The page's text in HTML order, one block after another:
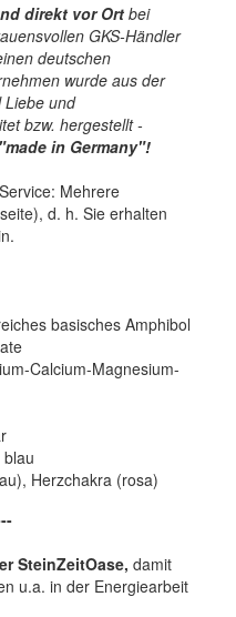
direkt vor Ort bei
GKS-Händler
deutschen
wurde aus der
Liebe und
bzw. hergestellt -
in Germany"!
Mehrere
d. h. Sie erhalten
basisches Amphibol
Calcium-Magnesium-
Herzchakra (rosa)
SteinZeitOase, damit
u.a. in der Energiearbeit